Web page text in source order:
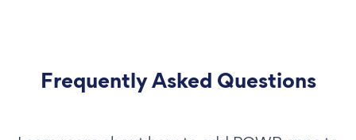
Frequently Asked Questions